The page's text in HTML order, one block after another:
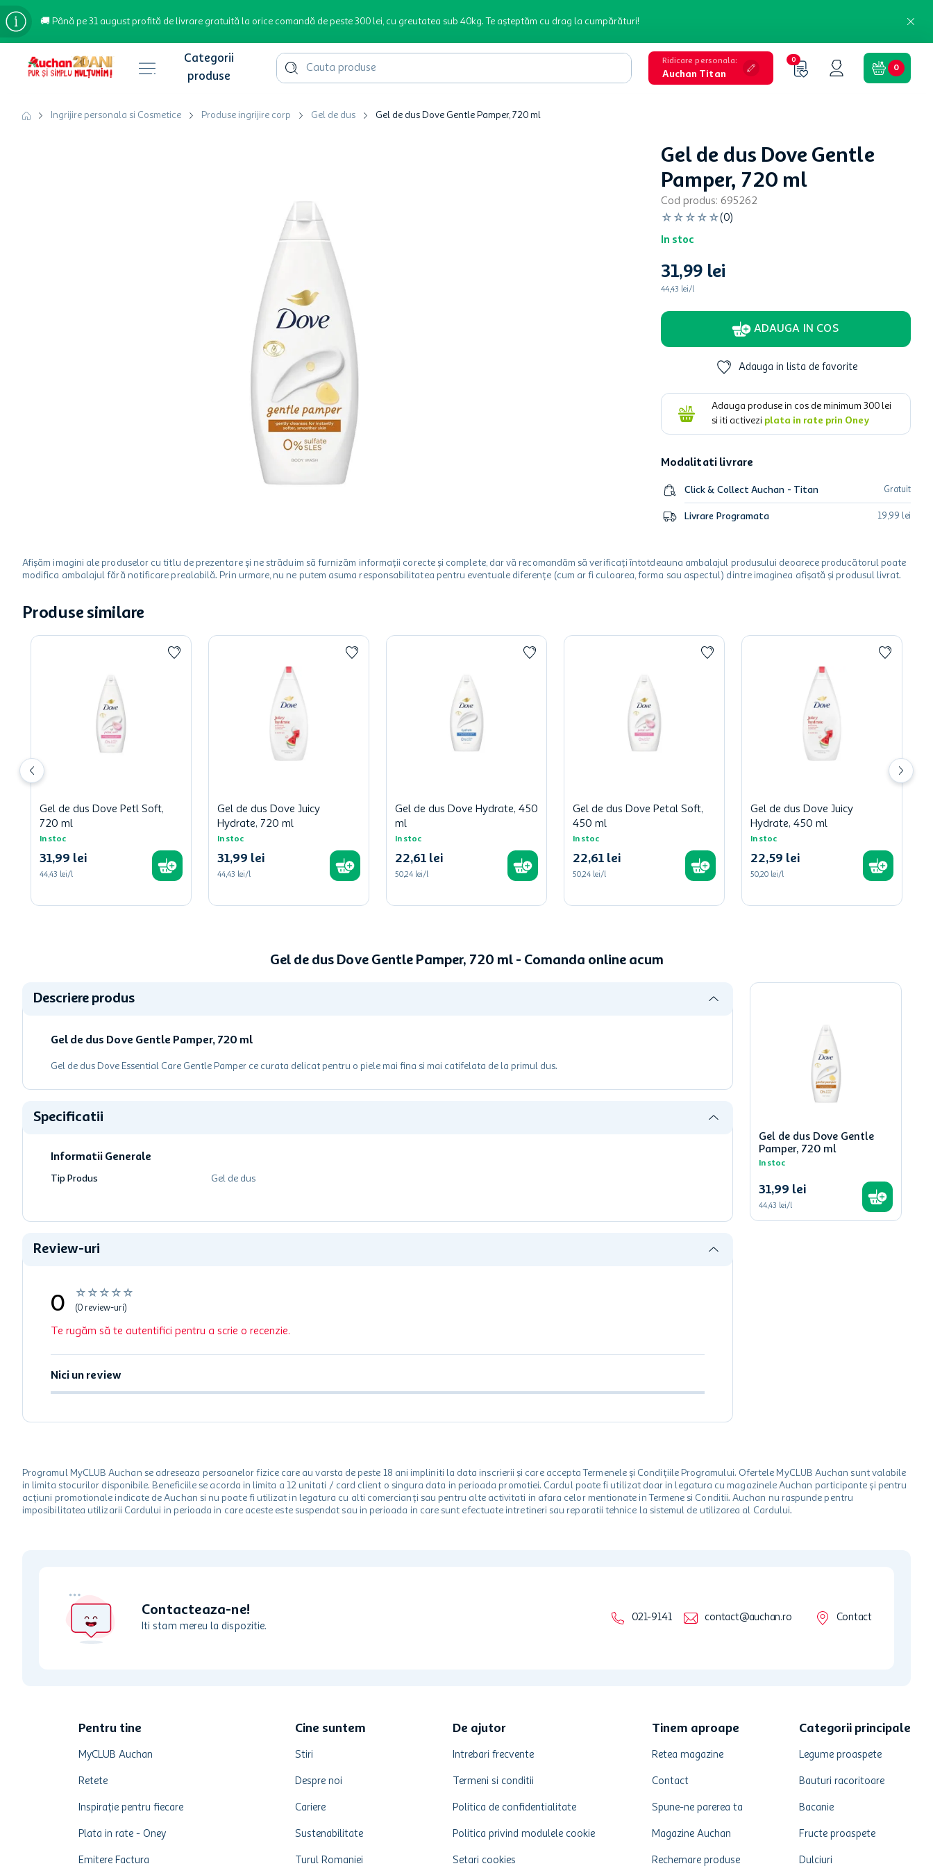
🚚 Până pe 31 august profită de livrare gratuită la orice comandă de peste 300 lei, cu greutatea sub 40kg. Te așteptăm cu drag la cumpărături!
Cauta produse Ridicare personala:
Auchan Titan
0
0
Ingrijire personala si Cosmetice Produse ingrijire corp Gel de dus Gel de dus Dove Gentle Pamper, 720 ml
Gel de dus Dove Gentle
Pamper, 720 ml
Cod produs: 695262
☆ ☆ ☆ ☆ ☆(0)
In stoc
31,99 lei
44,43 lei/l
ADAUGA IN COS
Adauga in lista de favorite
Adauga produse in cos de minimum 300 lei
si iti activezi plata in rate prin Oney
Modalitati livrare
Click & Collect Auchan - Titan Gratuit
Livrare Programata 19,99 lei
Afișăm imagini ale produselor cu titlu de prezentare și ne străduim să furnizăm informații corecte și complete, dar vă recomandăm să verificați întotdeauna ambalajul produsului deoarece producătorul poate
modifica ambalajul fără notificare prealabilă. Prin urmare, nu ne putem asuma responsabilitatea pentru eventuale diferențe (cum ar fi culoarea, forma sau aspectul) dintre imaginea afișată și produsul livrat.
Produse similare
Gel de dus Dove Petl Soft,
720 ml
In stoc
31,99 lei
44,43 lei/l
Gel de dus Dove Juicy
Hydrate, 720 ml
In stoc
31,99 lei
44,43 lei/l
Gel de dus Dove Hydrate, 450
ml
In stoc
22,61 lei
50,24 lei/l
Gel de dus Dove Petal Soft,
450 ml
In stoc
22,61 lei
50,24 lei/l
Gel de dus Dove Juicy
Hydrate, 450 ml
In stoc
22,59 lei
50,20 lei/l
Gel de dus Dove Gentle Pamper, 720 ml - Comanda online acum
Descriere produs
Gel de dus Dove Gentle Pamper, 720 ml
Gel de dus Dove Essential Care Gentle Pamper ce curata delicat pentru o piele mai fina si mai catifelata de la primul dus.
Specificatii
Informatii Generale
Tip Produs Gel de dus
Review-uri
☆ ☆ ☆ ☆ ☆
0 (0 review-uri)
Te rugăm să te autentifici pentru a scrie o recenzie.
Nici un review
Gel de dus Dove Gentle
Pamper, 720 ml
In stoc
31,99 lei
44,43 lei/l
Programul MyCLUB Auchan se adreseaza persoanelor fizice care au varsta de peste 18 ani impliniti la data inscrierii și care accepta Termenele și Condițiile Programului. Ofertele MyCLUB Auchan sunt valabile
in limita stocurilor disponibile. Beneficiile se acorda in limita a 12 unitati / card client o singura data in perioada promotiei. Cardul poate fi utilizat doar in legatura cu magazinele Auchan participante și pentru
acțiuni promotionale indicate de Auchan si nu poate fi utilizat in legatura cu alti comercianți sau pentru alte activitati in afara celor mentionate in Termene si Conditii. Auchan nu raspunde pentru
imposibilitatea utilizarii Cardului in perioada in care aceste este suspendat sau in perioada in care sunt efectuate intretineri sau reparatii tehnice la sistemul de utilizarea al Cardului.
Contacteaza-ne!
Iti stam mereu la dispozitie.
021-9141 contact@auchan.ro Contact
Pentru tine
MyCLUB Auchan
Retete
Inspirație pentru fiecare
Plata in rate - Oney
Emitere Factura
Cine suntem
Stiri
Despre noi
Cariere
Sustenabilitate
Turul Romaniei
De ajutor
Intrebari frecvente
Termeni si conditii
Politica de confidentialitate
Politica privind modulele cookie
Setari cookies
Tinem aproape
Retea magazine
Contact
Spune-ne parerea ta
Magazine Auchan
Rechemare produse
Categorii principale
Legume proaspete
Bauturi racoritoare
Bacanie
Fructe proaspete
Dulciuri